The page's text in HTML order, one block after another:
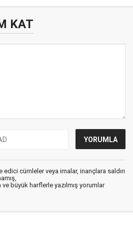
KAT
edici cümleler veya imalar, inançlara saldırı
büyük harflerle yazılmış yorumlar